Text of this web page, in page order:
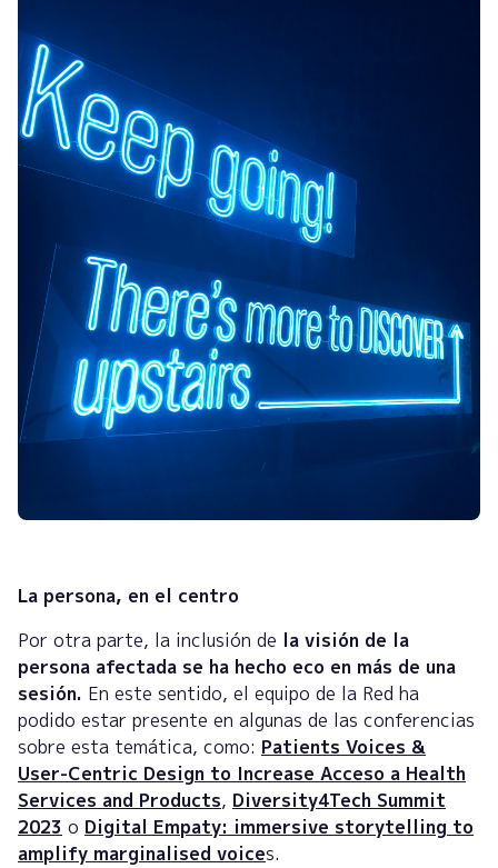
La persona, en el centro
Por otra parte, la inclusión de la visión de la
persona afectada se ha hecho eco en más de una
sesión. En este sentido, el equipo de la Red ha
podido estar presente en algunas de las conferencias
sobre esta temática, como: Patients Voices &
User-Centric Design to Increase Acceso a Health
Services and Products, Diversity4Tech Summit
2023 o Digital Empaty: immersive storytelling to
amplify marginalised voices.